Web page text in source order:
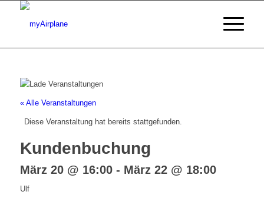
« Alle Veranstaltungen
Diese Veranstaltung hat bereits stattgefunden.
Kundenbuchung
März 20 @ 16:00- März 22 @ 18:00
Ulf